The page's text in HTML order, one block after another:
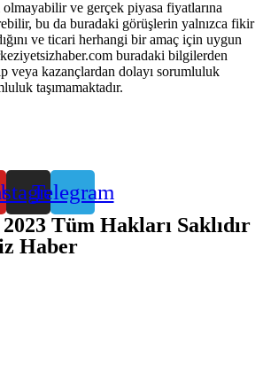
ve gerçek piyasa fiyatlarına
bu da buradaki görüşlerin yalnızca fikir
ve ticari herhangi bir amaç için uygun
buradaki bilgilerden
veya kazançlardan dolayı sorumluluk
taşımamaktadır.
Telegram
Tüm Hakları Saklıdır
Haber